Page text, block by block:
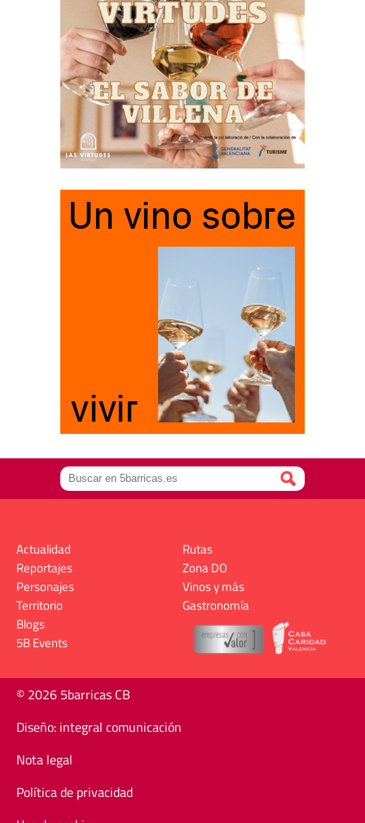
Actualidad
Reportajes
Personajes
Territorio
Rutas
Zona DO
Vinos y más
Gastronomía
Blogs
5B Events
© 2026 5barricas CB
Diseño: integral comunicación
Nota legal
Política de privacidad